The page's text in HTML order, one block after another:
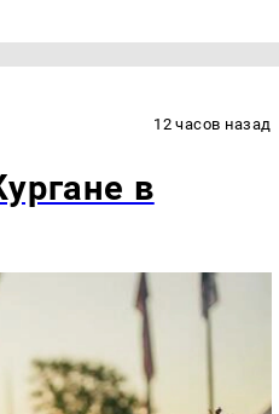
12 часов назад
в